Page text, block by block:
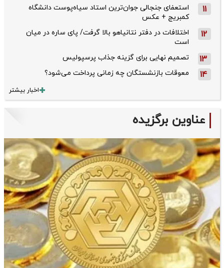
11
استعفای جنجالی جوان‌ترین استاد سیاه‌پوست دانشگاه
کمبریج + عکس
12
اختلافات در دفتر نتانیاهو بالا گرفت/ پای ساره در میان
است
13 تصمیم نهایی برای گزینه جذاب پرسپولیس
14 معوقات بازنشستگان چه زمانی پرداخت می‌شود؟
اخبار بیشتر
عناوین برگزیده